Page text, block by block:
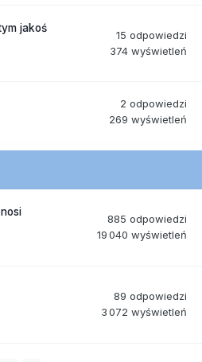
jakoś
15 odpowiedzi
374 wyświetleń
2 odpowiedzi
269 wyświetleń
885 odpowiedzi
19 040 wyświetleń
89 odpowiedzi
3 072 wyświetleń